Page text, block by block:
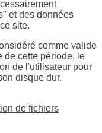
et des données
site.
comme valide
de cette période, le
de l'utilisateur pour
disque dur.
de fichiers